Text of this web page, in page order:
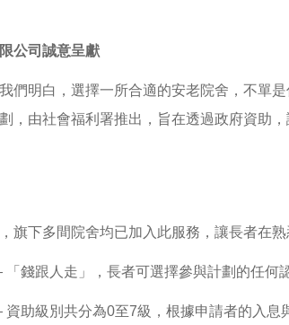
公司誠意呈獻
們明白，選擇一所合適的安老院舍，不單
，由社會福利署推出，旨在透過政府資助
旗下多間院舍均已加入此服務，讓長者在
錢跟人走」，長者可選擇參與計劃的任何
助級別共分為0至7級，根據申請者的入息